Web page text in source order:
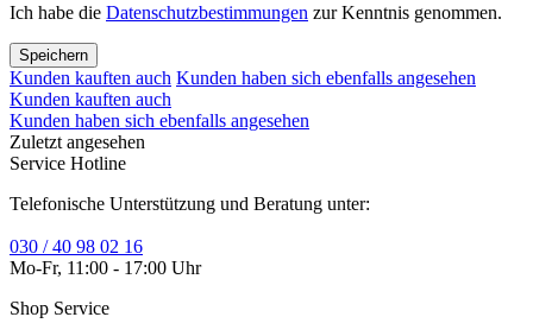
Ich habe die Datenschutzbestimmungen zur Kenntnis genommen.
Speichern
Kunden kauften auch Kunden haben sich ebenfalls angesehen
Kunden kauften auch
Kunden haben sich ebenfalls angesehen
Zuletzt angesehen
Service Hotline
Telefonische Unterstützung und Beratung unter:
030 / 40 98 02 16
Mo-Fr, 11:00 - 17:00 Uhr
Shop Service